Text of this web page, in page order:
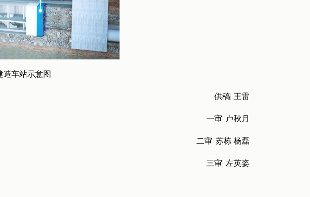
造车站示意图
供稿| 王雷
一审| 卢秋月
二审| 苏栋 杨磊
三审| 左英姿